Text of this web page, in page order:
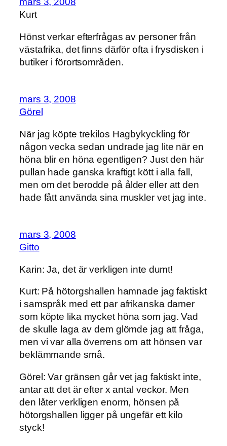
Kurt
Hönst verkar efterfrågas av personer från
västafrika, det finns därför ofta i frysdisken i
butiker i förortsområden.
mars 3, 2008
Görel
När jag köpte trekilos Hagbykyckling för
någon vecka sedan undrade jag lite när en
höna blir en höna egentligen? Just den här
pullan hade ganska kraftigt kött i alla fall,
men om det berodde på ålder eller att den
hade fått använda sina muskler vet jag inte.
mars 3, 2008
Gitto
Karin: Ja, det är verkligen inte dumt!
Kurt: På hötorgshallen hamnade jag faktiskt
i samspråk med ett par afrikanska damer
som köpte lika mycket höna som jag. Vad
de skulle laga av dem glömde jag att fråga,
men vi var alla överrens om att hönsen var
beklämmande små.
Görel: Var gränsen går vet jag faktiskt inte,
antar att det är efter x antal veckor. Men
den låter verkligen enorm, hönsen på
hötorgshallen ligger på ungefär ett kilo
styck!